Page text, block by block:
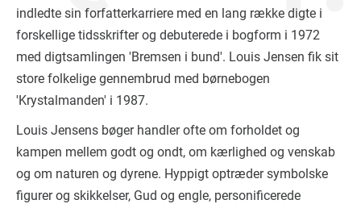
indledte sin forfatterkarriere med en lang række digte i
forskellige tidsskrifter og debuterede i bogform i 1972
med digtsamlingen 'Bremsen i bund'. Louis Jensen fik sit
store folkelige gennembrud med børnebogen
'Krystalmanden' i 1987.
Louis Jensens bøger handler ofte om forholdet og
kampen mellem godt og ondt, om kærlighed og venskab
og om naturen og dyrene. Hyppigt optræder symbolske
figurer og skikkelser, Gud og engle, personificerede